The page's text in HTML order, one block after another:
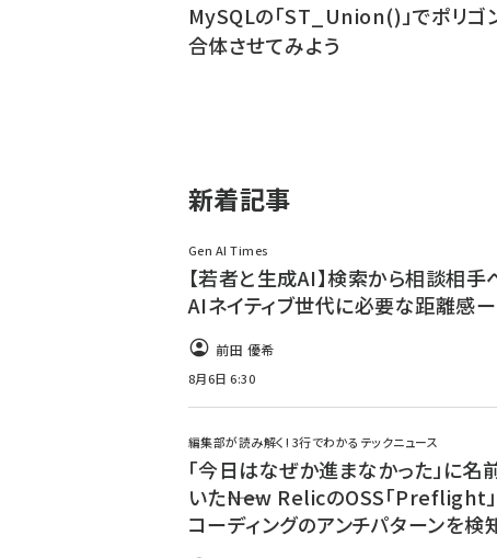
MySQLの「ST_Union()」でポリゴ
合体させてみよう
新着記事
Gen AI Times
【若者と生成AI】検索から相談相手
AIネイティブ世代に必要な距離感ー
前田 優希
8月6日 6:30
編集部が読み解く! 3行でわかるテックニュース
「今日はなぜか進まなかった」に名
いた――New RelicのOSS「Preflight
コーディングのアンチパターンを検